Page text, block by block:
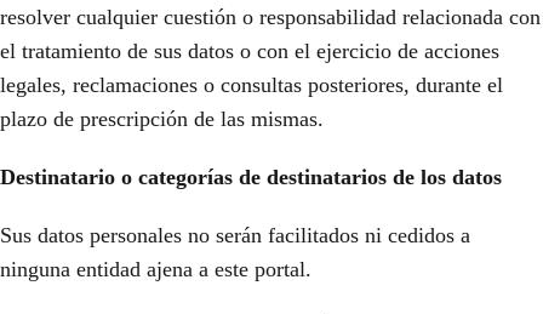
resolver cualquier cuestión o responsabilidad relacionada con
el tratamiento de sus datos o con el ejercicio de acciones
legales, reclamaciones o consultas posteriores, durante el
plazo de prescripción de las mismas.
Destinatario o categorías de destinatarios de los datos
Sus datos personales no serán facilitados ni cedidos a
ninguna entidad ajena a este portal.